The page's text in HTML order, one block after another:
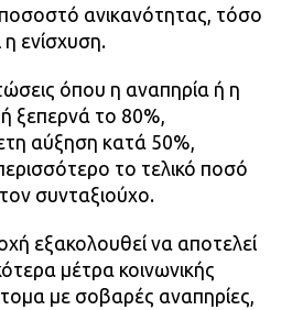
ανικανότητας, τόσο
η ενίσχυση.
όπου η αναπηρία ή η
ξεπερνά το 80%,
αύξηση κατά 50%,
το τελικό ποσό
συνταξιούχο.
εξακολουθεί να αποτελεί
μέτρα κοινωνικής
με σοβαρές αναπηρίες,